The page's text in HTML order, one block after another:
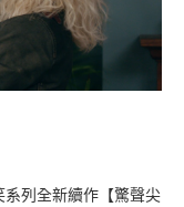
列全新續作【驚聲尖